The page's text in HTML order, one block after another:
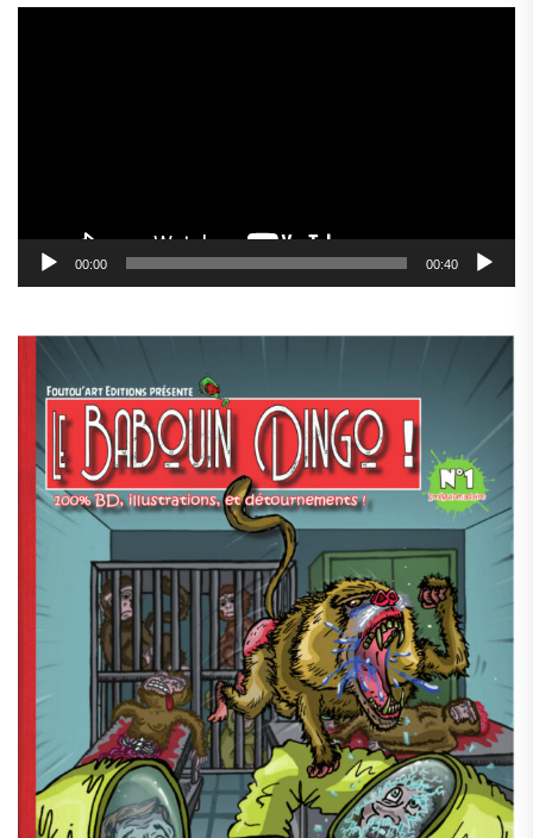
00:00 00:40